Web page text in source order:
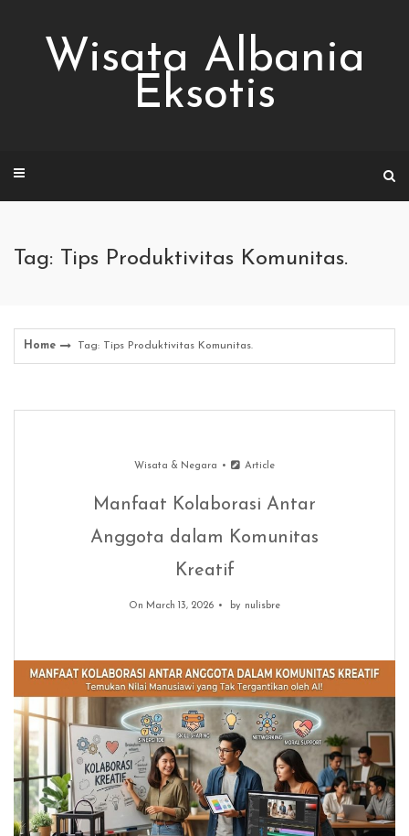
Wisata Albania
Eksotis
Tag: Tips Produktivitas Komunitas.
Home Tag: Tips Produktivitas Komunitas.
Wisata & Negara Article
Manfaat Kolaborasi Antar
Anggota dalam Komunitas
Kreatif
On March 13, 2026 by nulisbre